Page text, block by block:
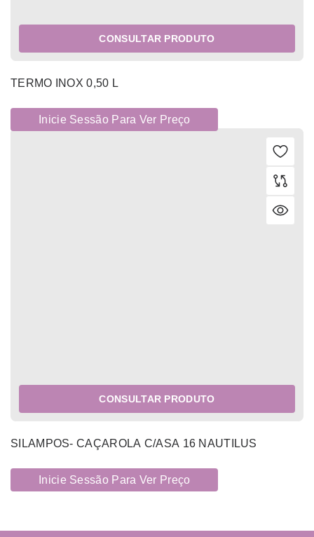
CONSULTAR PRODUTO
TERMO INOX 0,50 L
Inicie Sessão Para Ver Preço
CONSULTAR PRODUTO
SILAMPOS- CAÇAROLA C/ASA 16 NAUTILUS
Inicie Sessão Para Ver Preço